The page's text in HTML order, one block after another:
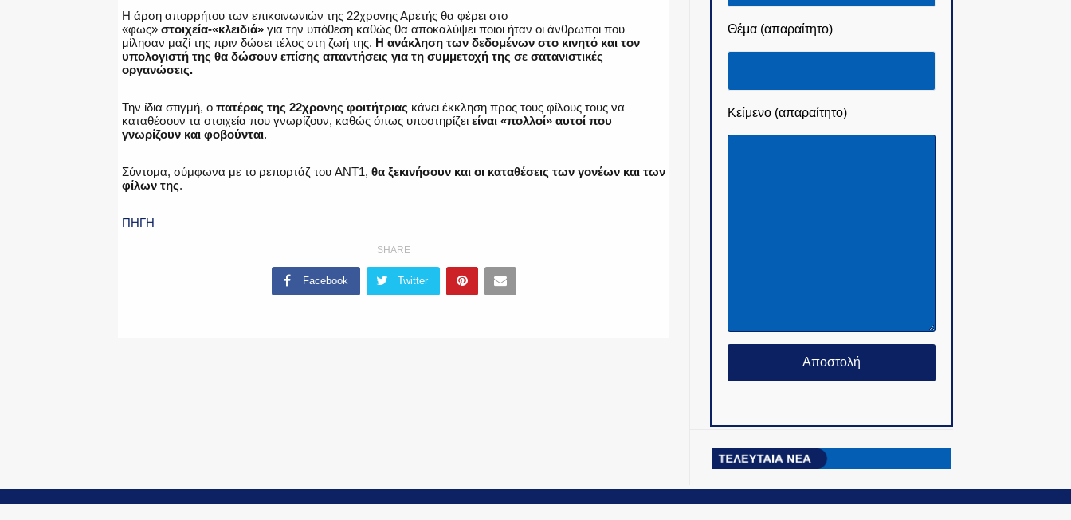
Η άρση απορρήτου των επικοινωνιών της 22χρονης Αρετής θα φέρει στο
«φως» στοιχεία-«κλειδιά» για την υπόθεση καθώς θα αποκαλύψει ποιοι ήταν οι άνθρωποι που
μίλησαν μαζί της πριν δώσει τέλος στη ζωή της. Η ανάκληση των δεδομένων στο κινητό και τον
υπολογιστή της θα δώσουν επίσης απαντήσεις για τη συμμετοχή της σε σατανιστικές
οργανώσεις.
Την ίδια στιγμή, ο πατέρας της 22χρονης φοιτήτριας κάνει έκκληση προς τους φίλους τους να
καταθέσουν τα στοιχεία που γνωρίζουν, καθώς όπως υποστηρίζει είναι «πολλοί» αυτοί που
γνωρίζουν και φοβούνται.
Σύντομα, σύμφωνα με το ρεπορτάζ του ANT1, θα ξεκινήσουν και oι καταθέσεις των γονέων και των
φίλων της.
ΠΗΓΗ
SHARE
Facebook Twitter
Θέμα (απαραίτητο)
Κείμενο (απαραίτητο)
© Copyright 2015-2024 - PoliceNews.gr byG POiNT ADV-ΤΑΥΤΟΤΗΤΑ